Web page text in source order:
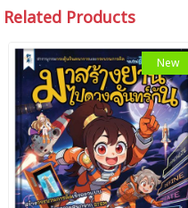
Related Products
New